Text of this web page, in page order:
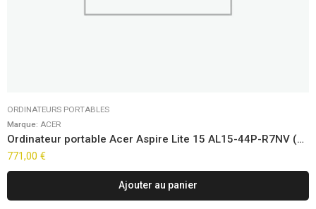
ORDINATEURS PORTABLES
Marque: ACER
Ordinateur portable Acer Aspire Lite 15 AL15-44P-R7NV (15.6″)
771,00 €
Ajouter au panier